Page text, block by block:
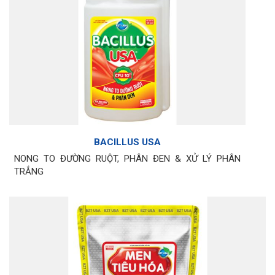
BACILLUS USA
NONG TO ĐƯỜNG RUỘT, PHÂN ĐEN & XỬ LÝ PHÂN
TRẮNG